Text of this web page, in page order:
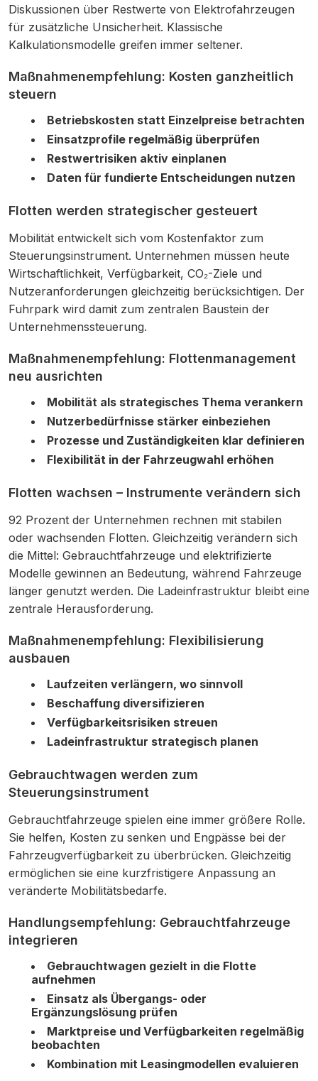
Diskussionen über Restwerte von Elektrofahrzeugen
für zusätzliche Unsicherheit. Klassische
Kalkulationsmodelle greifen immer seltener.
Maßnahmenempfehlung: Kosten ganzheitlich
steuern
Betriebskosten statt Einzelpreise betrachten
Einsatzprofile regelmäßig überprüfen
Restwertrisiken aktiv einplanen
Daten für fundierte Entscheidungen nutzen
Flotten werden strategischer gesteuert
Mobilität entwickelt sich vom Kostenfaktor zum
Steuerungsinstrument. Unternehmen müssen heute
Wirtschaftlichkeit, Verfügbarkeit, CO₂-Ziele und
Nutzeranforderungen gleichzeitig berücksichtigen. Der
Fuhrpark wird damit zum zentralen Baustein der
Unternehmenssteuerung.
Maßnahmenempfehlung: Flottenmanagement
neu ausrichten
Mobilität als strategisches Thema verankern
Nutzerbedürfnisse stärker einbeziehen
Prozesse und Zuständigkeiten klar definieren
Flexibilität in der Fahrzeugwahl erhöhen
Flotten wachsen – Instrumente verändern sich
92 Prozent der Unternehmen rechnen mit stabilen
oder wachsenden Flotten. Gleichzeitig verändern sich
die Mittel: Gebrauchtfahrzeuge und elektrifizierte
Modelle gewinnen an Bedeutung, während Fahrzeuge
länger genutzt werden. Die Ladeinfrastruktur bleibt eine
zentrale Herausforderung.
Maßnahmenempfehlung: Flexibilisierung
ausbauen
Laufzeiten verlängern, wo sinnvoll
Beschaffung diversifizieren
Verfügbarkeitsrisiken streuen
Ladeinfrastruktur strategisch planen
Gebrauchtwagen werden zum
Steuerungsinstrument
Gebrauchtfahrzeuge spielen eine immer größere Rolle.
Sie helfen, Kosten zu senken und Engpässe bei der
Fahrzeugverfügbarkeit zu überbrücken. Gleichzeitig
ermöglichen sie eine kurzfristigere Anpassung an
veränderte Mobilitätsbedarfe.
Handlungsempfehlung: Gebrauchtfahrzeuge
integrieren
Gebrauchtwagen gezielt in die Flotte
aufnehmen
Einsatz als Übergangs- oder
Ergänzungslösung prüfen
Marktpreise und Verfügbarkeiten regelmäßig
beobachten
Kombination mit Leasingmodellen evaluieren